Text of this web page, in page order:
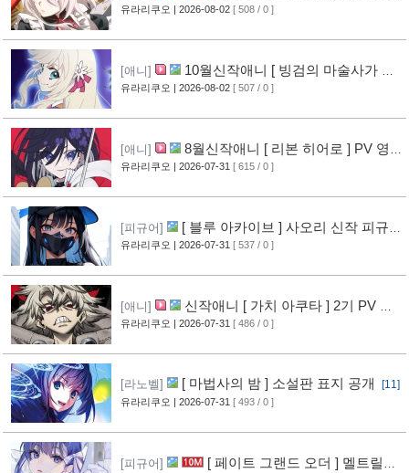
로러 ] PV 영상 공개 [11]
유라리쿠오 | 2026-08-02 [ 508 / 0 ]
[애니]
10월신작애니 [ 빙검의 마술사가 세
계를 다스린다 ] 2기 PV 영상 공개
유라리쿠오 | 2026-08-02 [ 507 / 0 ]
[애니]
8월신작애니 [ 리본 히어로 ] PV 영
상 공개
[11]
유라리쿠오 | 2026-07-31 [ 615 / 0 ]
[피규어]
[ 블루 아카이브 ] 사오리 신작 피규어
공개 [10]
유라리쿠오 | 2026-07-31 [ 537 / 0 ]
[애니]
신작애니 [ 가치 아쿠타 ] 2기 PV 영
상 공개
[13]
유라리쿠오 | 2026-07-31 [ 486 / 0 ]
[라노벨] [ 마법사의 밤 ] 소설판 표지 공개 [11]
유라리쿠오 | 2026-07-31 [ 493 / 0 ]
[피규어]
[ 페이트 그랜드 오더 ] 멜트릴리